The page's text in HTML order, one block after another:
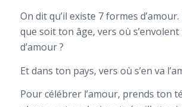
On dit qu’il existe 7 formes
que soit ton âge, vers où
d’amour ?
Et dans ton pays, vers où s’en va
Pour célébrer l’amour, prends ton